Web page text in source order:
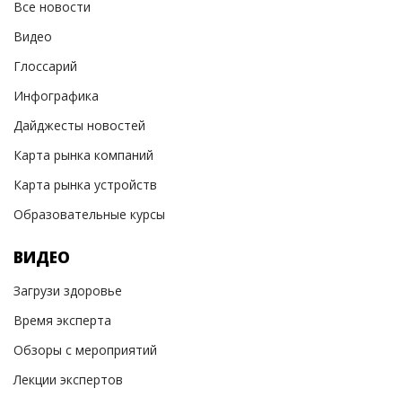
Все новости
Видео
Глоссарий
Инфографика
Дайджесты новостей
Карта рынка компаний
Карта рынка устройств
Образовательные курсы
ВИДЕО
Загрузи здоровье
Время эксперта
Обзоры с мероприятий
Лекции экспертов